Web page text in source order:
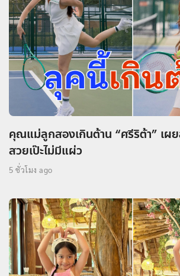
คุณแม่ลูกสองเกินต้าน “ศรีริต้า” เผ
สวยเป๊ะไม่มีแผ่ว
5 ชั่วโมง ago